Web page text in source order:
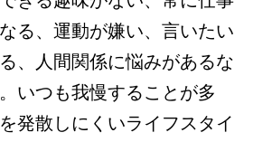
る、運動が嫌い、言いたい
、人間関係に悩みがあるな
いつも我慢することが多
発散しにくいライフスタイ